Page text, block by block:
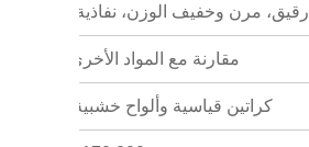
رقيق، مرن وخفيف الوزن، نفاذية الهواء،
مقارنة مع المواد الأخرى، تكلفة
كراتين قياسية وألواح خشبية لبلاط